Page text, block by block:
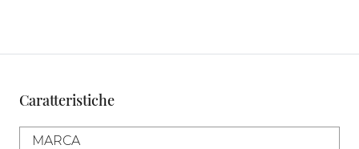
Caratteristiche
MARCA